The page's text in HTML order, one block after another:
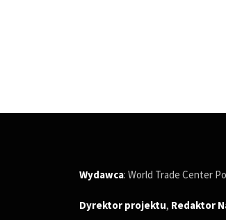
Wydawca: World Trade Center
Dyrektor projektu, Redaktor